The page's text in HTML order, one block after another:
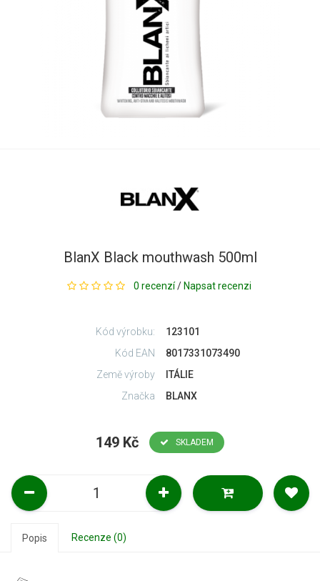
BlanX Black mouthwash 500ml
0 recenzí / Napsat recenzi
Kód výrobku:
123101
Kód EAN
8017331073490
Země výroby
ITÁLIE
Značka
BLANX
149 Kč SKLADEM
Popis Recenze (0)